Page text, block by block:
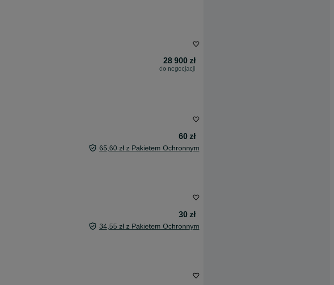
28 900 zł
do negocjacji
60 zł
65,60 zł z Pakietem Ochronnym
30 zł
34,55 zł z Pakietem Ochronnym